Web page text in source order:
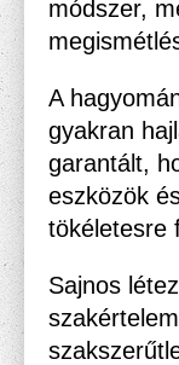
módszer,
A
gyakran
garantált,
eszközök
tökéletesre
Sajnos